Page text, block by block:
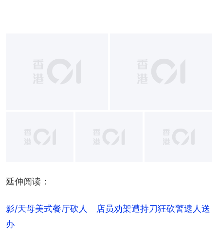
延伸阅读：
影/天母美式餐厅砍人　店员劝架遭持刀狂砍警逮人送
办